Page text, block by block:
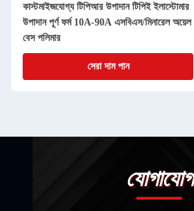
কাস্টমাইজযোগ্য টিপিআর উপাদান টিপিই ইলাস্টোমার
উপাদান পূর্ণ ফর্ম 10A-90A এসবিএস/মিনারেল অয়েল
বেস পলিমার
সেরা দাম পান
যোগাযোগ